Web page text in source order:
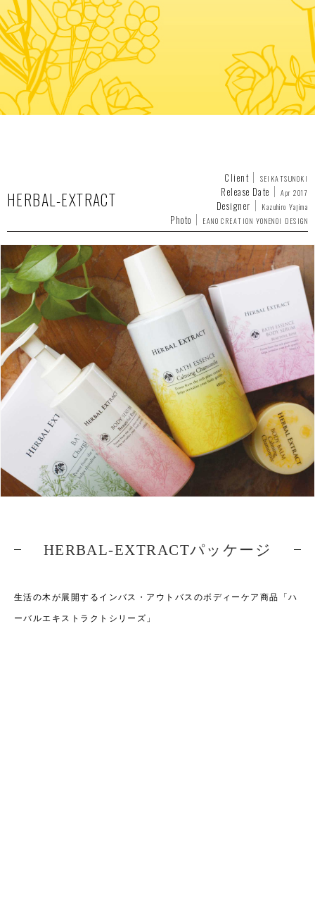
HERBAL-EXTRACT
Client SEIKATSUNOKI
Release Date Apr 2017
Designer Kazuhiro Yajima
Photo EANO CREATION YONENOI DESIGN
HERBAL-EXTRACTパッケージ
生活の木が展開するインバス・アウトバスのボディーケア商品「ハ
ーバルエキストラクトシリーズ」